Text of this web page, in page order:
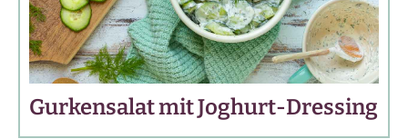
Gurkensalat mit Joghurt-Dressing